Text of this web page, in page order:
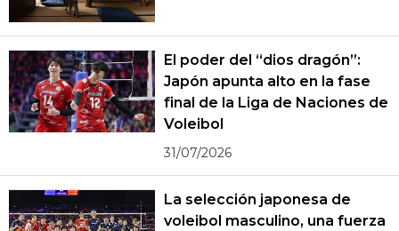
El poder del “dios dragón”:
Japón apunta alto en la fase
final de la Liga de Naciones de
Voleibol
31/07/2026
La selección japonesa de
voleibol masculino, una fuerza